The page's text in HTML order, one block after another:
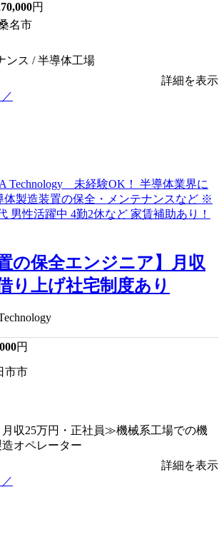
円
名市
ンス / 半導体工場
詳細を表示
の保全エンジニア】月収
り上げ社宅制度あり
円
市市
収25万円・正社員≫機械系工場での機
オペレーター
詳細を表示